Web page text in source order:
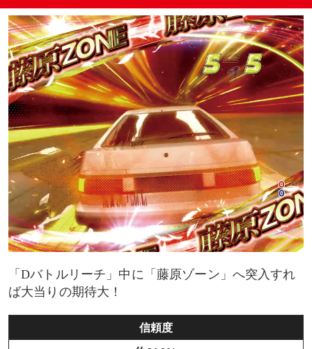
「Dバトルリーチ」中に「藤原ゾーン」へ突入すれ
ば大当りの期待大！
信頼度